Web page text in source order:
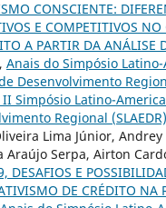
CONSCIENTE:
E COMPETITIVOS
A PARTIR DA ANÁLISE
, Anais do Simpósio
Desenvolvimento
Simpósio Latino-
Regional (SLAEDR)
Lima Júnior, Andrey
Araújo Serpa, Airton
DESAFIOS E
DE CRÉDITO NA